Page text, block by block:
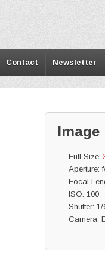
Contact Newsletter
Full Size:
Aperture:
Focal
ISO: 100
Shutter:
Camera: